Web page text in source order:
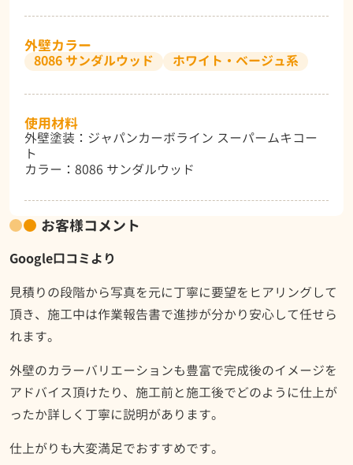
外壁カラー
8086 サンダルウッド ホワイト・ベージュ系
使用材料
外壁塗装：ジャパンカーボライン スーパームキコー
ト
カラー：8086 サンダルウッド
お客様コメント
Google口コミより
見積りの段階から写真を元に丁寧に要望をヒアリングして
頂き、施工中は作業報告書で進捗が分かり安心して任せら
れます。
外壁のカラーバリエーションも豊富で完成後のイメージを
アドバイス頂けたり、施工前と施工後でどのように仕上が
ったか詳しく丁寧に説明があります。
仕上がりも大変満足でおすすめです。